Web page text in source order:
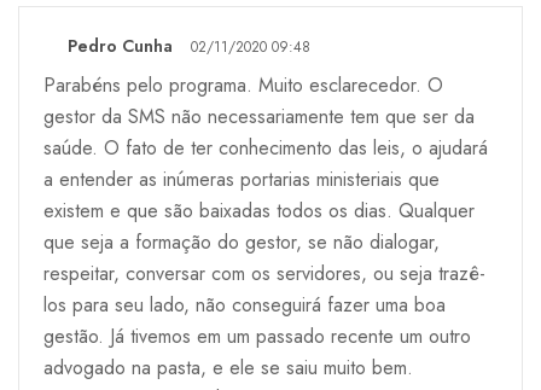
Pedro Cunha 02/11/2020 09:48
Parabéns pelo programa. Muito esclarecedor. O
gestor da SMS não necessariamente tem que ser da
saúde. O fato de ter conhecimento das leis, o ajudará
a entender as inúmeras portarias ministeriais que
existem e que são baixadas todos os dias. Qualquer
que seja a formação do gestor, se não dialogar,
respeitar, conversar com os servidores, ou seja trazê-
los para seu lado, não conseguirá fazer uma boa
gestão. Já tivemos em um passado recente um outro
advogado na pasta, e ele se saiu muito bem.